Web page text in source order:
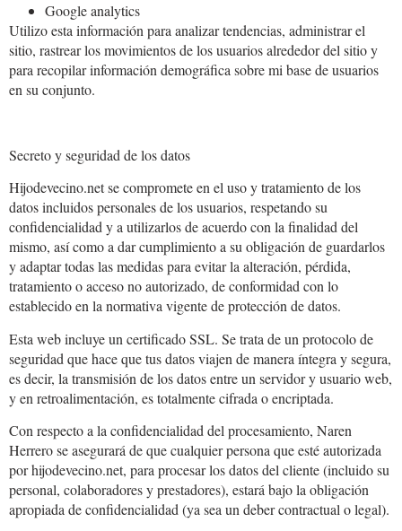
Google analytics
Utilizo esta información para analizar tendencias, administrar el
sitio, rastrear los movimientos de los usuarios alrededor del sitio y
para recopilar información demográfica sobre mi base de usuarios
en su conjunto.
Secreto y seguridad de los datos
Hijodevecino.net se compromete en el uso y tratamiento de los
datos incluidos personales de los usuarios, respetando su
confidencialidad y a utilizarlos de acuerdo con la finalidad del
mismo, así como a dar cumplimiento a su obligación de guardarlos
y adaptar todas las medidas para evitar la alteración, pérdida,
tratamiento o acceso no autorizado, de conformidad con lo
establecido en la normativa vigente de protección de datos.
Esta web incluye un certificado SSL. Se trata de un protocolo de
seguridad que hace que tus datos viajen de manera íntegra y segura,
es decir, la transmisión de los datos entre un servidor y usuario web,
y en retroalimentación, es totalmente cifrada o encriptada.
Con respecto a la confidencialidad del procesamiento, Naren
Herrero se asegurará de que cualquier persona que esté autorizada
por hijodevecino.net, para procesar los datos del cliente (incluido su
personal, colaboradores y prestadores), estará bajo la obligación
apropiada de confidencialidad (ya sea un deber contractual o legal).